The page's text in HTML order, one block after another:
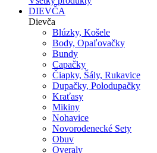
DIEVČA
Dievča
Blúzky, Košele
Body, Opaľovačky
Bundy
Capačky
Čiapky, Šály, Rukavice
Dupačky, Polodupačky
Kraťasy
Mikiny
Nohavice
Novorodenecké Sety
Obuv
Overaly